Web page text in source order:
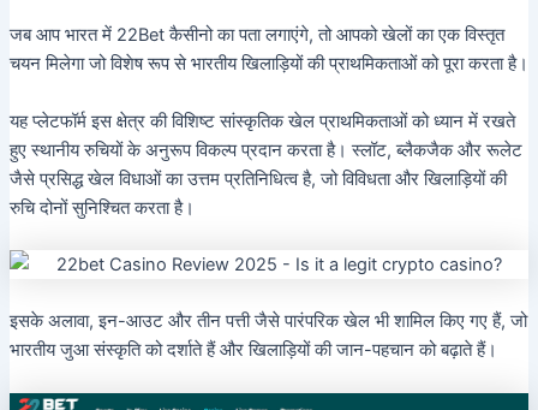
जब आप भारत में 22Bet कैसीनो का पता लगाएंगे, तो आपको खेलों का एक विस्तृत
चयन मिलेगा जो विशेष रूप से भारतीय खिलाड़ियों की प्राथमिकताओं को पूरा करता है।
यह प्लेटफॉर्म इस क्षेत्र की विशिष्ट सांस्कृतिक खेल प्राथमिकताओं को ध्यान में रखते
हुए स्थानीय रुचियों के अनुरूप विकल्प प्रदान करता है। स्लॉट, ब्लैकजैक और रूलेट
जैसे प्रसिद्ध खेल विधाओं का उत्तम प्रतिनिधित्व है, जो विविधता और खिलाड़ियों की
रुचि दोनों सुनिश्चित करता है।
इसके अलावा, इन-आउट और तीन पत्ती जैसे पारंपरिक खेल भी शामिल किए गए हैं, जो
भारतीय जुआ संस्कृति को दर्शाते हैं और खिलाड़ियों की जान-पहचान को बढ़ाते हैं।